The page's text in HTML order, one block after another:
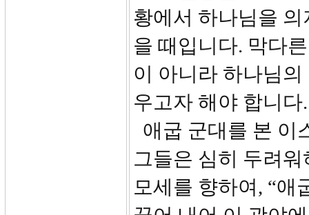
황에서 하나님을
을 때입니다. 막다
이 아니라 하나님
우고자 해야 합니다.
애굽 군대를 본 이
그들은 심히 두려
모세를 향하여, “애